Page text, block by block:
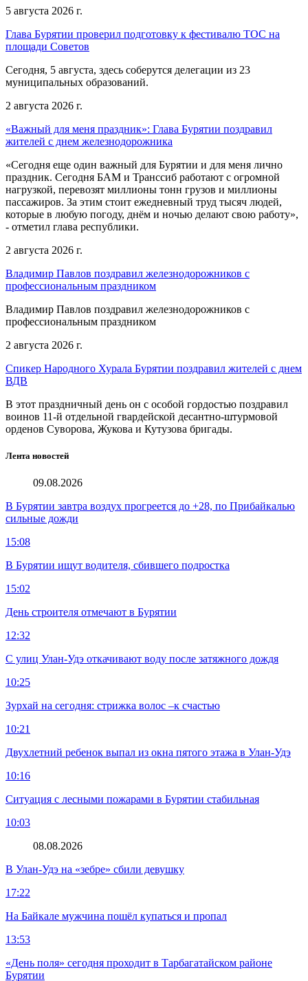
5 августа 2026 г.
Глава Бурятии проверил подготовку к фестивалю ТОС на
площади Советов
Сегодня, 5 августа, здесь соберутся делегации из 23
муниципальных образований.
2 августа 2026 г.
«Важный для меня праздник»: Глава Бурятии поздравил
жителей с днем железнодорожника
«Сегодня еще один важный для Бурятии и для меня лично
праздник. Сегодня БАМ и Транссиб работают с огромной
нагрузкой, перевозят миллионы тонн грузов и миллионы
пассажиров. За этим стоит ежедневный труд тысяч людей,
которые в любую погоду, днём и ночью делают свою работу»,
- отметил глава республики.
2 августа 2026 г.
Владимир Павлов поздравил железнодорожников с
профессиональным праздником
Владимир Павлов поздравил железнодорожников с
профессиональным праздником
2 августа 2026 г.
Спикер Народного Хурала Бурятии поздравил жителей с днем
ВДВ
В этот праздничный день он с особой гордостью поздравил
воинов 11-й отдельной гвардейской десантно-штурмовой
орденов Суворова, Жукова и Кутузова бригады.
Лента новостей
09.08.2026
В Бурятии завтра воздух прогреется до +28, по Прибайкалью
сильные дожди
15:08
В Бурятии ищут водителя, сбившего подростка
15:02
День строителя отмечают в Бурятии
12:32
С улиц Улан-Удэ откачивают воду после затяжного дождя
10:25
Зурхай на сегодня: стрижка волос –к счастью
10:21
Двухлетний ребенок выпал из окна пятого этажа в Улан-Удэ
10:16
Ситуация с лесными пожарами в Бурятии стабильная
10:03
08.08.2026
В Улан-Удэ на «зебре» сбили девушку
17:22
На Байкале мужчина пошёл купаться и пропал
13:53
«День поля» сегодня проходит в Тарбагатайском районе
Бурятии